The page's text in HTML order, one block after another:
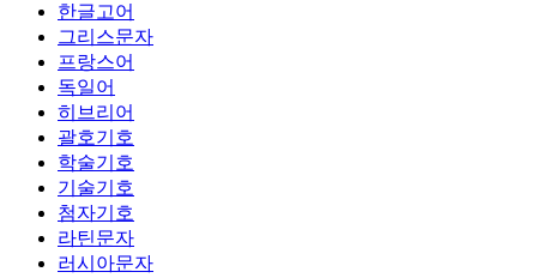
한글고어
그리스문자
프랑스어
독일어
히브리어
괄호기호
학술기호
기술기호
첨자기호
라틴문자
러시아문자